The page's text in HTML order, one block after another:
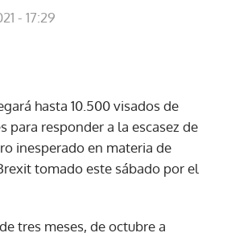
- 17:29
hasta 10.500 visados de
para responder a la escasez de
inesperado en materia de
tomado este sábado por el
tres meses, de octubre a